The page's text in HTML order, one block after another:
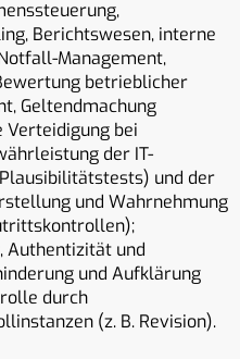
Berichtswesen, interne
Management,
betrieblicher
Geltendmachung
Verteidigung bei
der IT-
und der
und Wahrnehmung
Authentizität und
und Aufklärung
durch
(z. B. Revision).